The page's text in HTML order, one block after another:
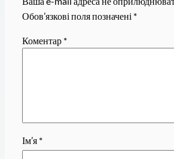
Обов’язкові поля позначені *
Коментар *
Ім’я *